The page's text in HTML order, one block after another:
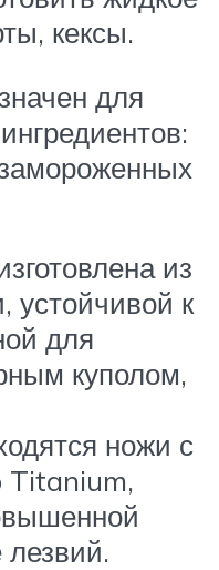
кексы.
для
из
устойчивой к
для
куполом,
ножи с
Titanium,
лезвий.